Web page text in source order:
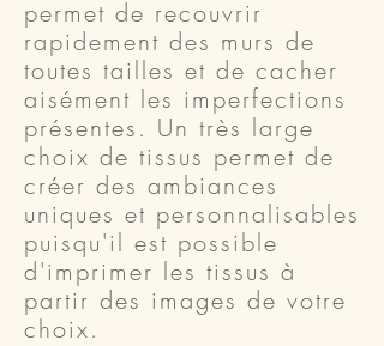
permet de recouvrir
rapidement des murs de
toutes tailles et de cacher
aisément les imperfections
présentes. Un très large
choix de tissus permet de
créer des ambiances
uniques et personnalisables
puisqu'il est possible
d'imprimer les tissus à
partir des images de votre
choix.